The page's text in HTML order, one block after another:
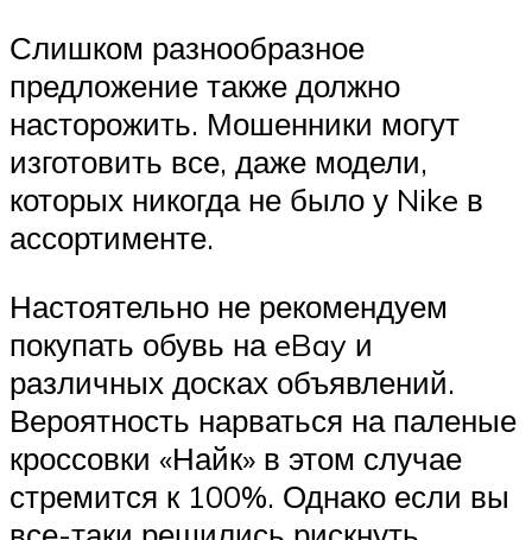
Слишком разнообразное
предложение также должно
насторожить. Мошенники могут
изготовить все, даже модели,
которых никогда не было у Nike в
ассортименте.
Настоятельно не рекомендуем
покупать обувь на eBay и
различных досках объявлений.
Вероятность нарваться на паленые
кроссовки «Найк» в этом случае
стремится к 100%. Однако если вы